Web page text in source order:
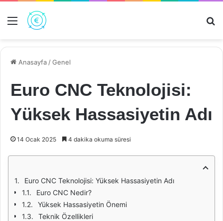
Menü
Anasayfa /Genel
Euro CNC Teknolojisi:
Yüksek Hassasiyetin Adı
14 Ocak 2025 4 dakika okuma süresi
Euro CNC Teknolojisi: Yüksek Hassasiyetin Adı
Euro CNC Nedir?
Yüksek Hassasiyetin Önemi
Teknik Özellikleri